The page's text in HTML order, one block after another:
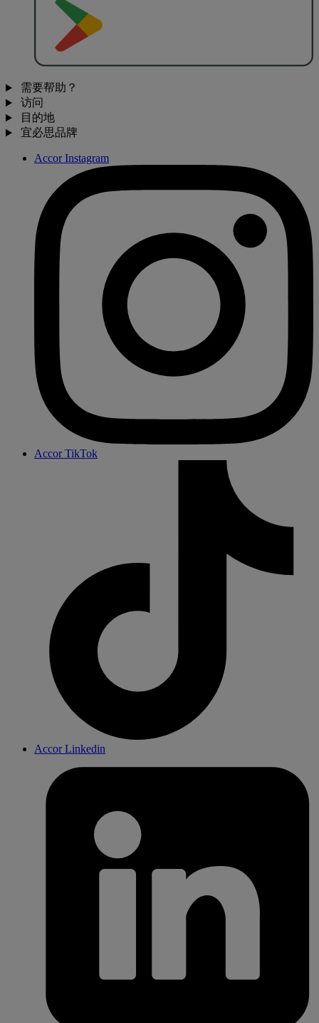
需要帮助？
访问
目的地
宜必思品牌
Accor Instagram
Accor TikTok
Accor Linkedin